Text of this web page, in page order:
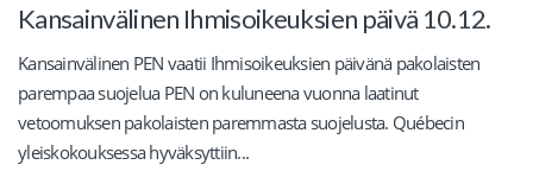
Kansainvälinen Ihmisoikeuksien päivä 10.12.
Kansainvälinen PEN vaatii Ihmisoikeuksien päivänä pakolaisten
parempaa suojelua PEN on kuluneena vuonna laatinut
vetoomuksen pakolaisten paremmasta suojelusta. Québecin
yleiskokouksessa hyväksyttiin...